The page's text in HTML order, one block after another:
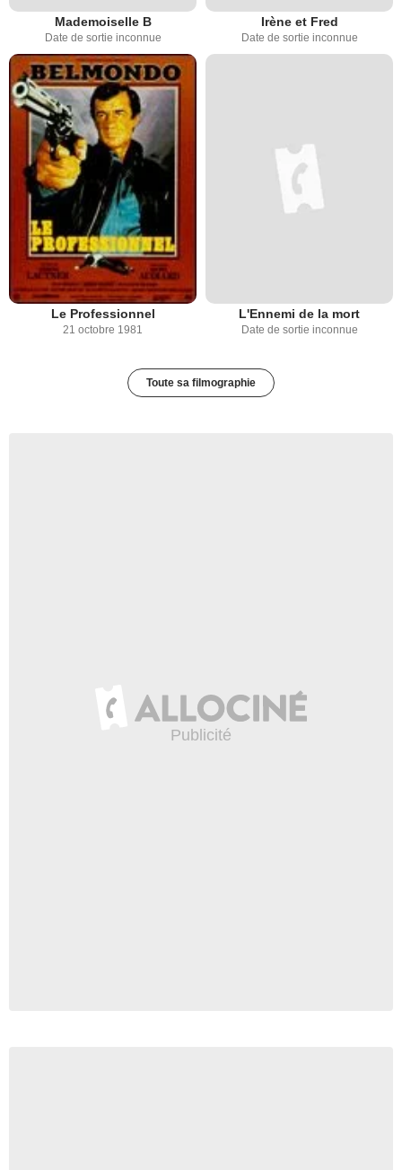
Mademoiselle B
Date de sortie inconnue
Irène et Fred
Date de sortie inconnue
Le Professionnel
21 octobre 1981
L'Ennemi de la mort
Date de sortie inconnue
Toute sa filmographie